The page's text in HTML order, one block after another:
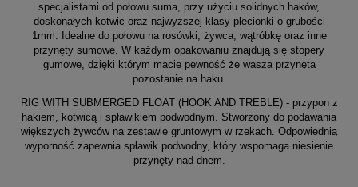
specjalistami od połowu suma, przy użyciu solidnych haków,
doskonałych kotwic oraz najwyższej klasy plecionki o grubości
1mm. Idealne do połowu na rosówki, żywca, wątróbkę oraz inne
przynęty sumowe. W każdym opakowaniu znajdują się stopery
gumowe, dzięki którym macie pewność że wasza przynęta
pozostanie na haku.
RIG WITH SUBMERGED FLOAT (HOOK AND TREBLE)- przypon z
hakiem, kotwicą i spławikiem podwodnym. Stworzony do podawania
większych żywców na zestawie gruntowym w rzekach. Odpowiednią
wyporność zapewnia spławik podwodny, który wspomaga niesienie
przynęty nad dnem.